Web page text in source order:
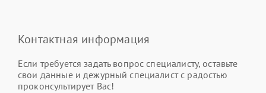
Контактная информация
Если требуется задать вопрос специалисту, оставьте
свои данные и дежурный специалист с радостью
проконсультирует Вас!